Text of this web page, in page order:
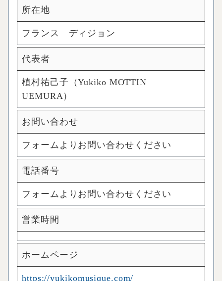
所在地
フランス ディジョン
代表者
植村祐己子（Yukiko MOTTIN
UEMURA）
お問い合わせ
フォームよりお問い合わせください
電話番号
フォームよりお問い合わせください
営業時間
ホームページ
https://yukikomusique.com/